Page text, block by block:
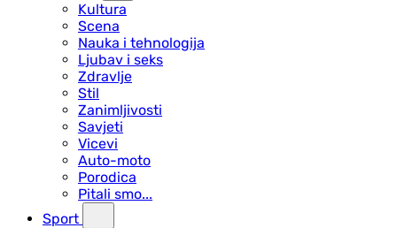
Kultura
Scena
Nauka i tehnologija
Ljubav i seks
Zdravlje
Stil
Zanimljivosti
Savjeti
Vicevi
Auto-moto
Porodica
Pitali smo...
Sport